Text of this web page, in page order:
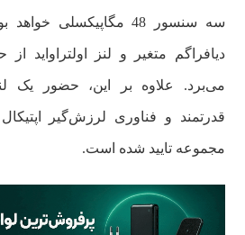
سه سنسور 48 مگاپیکسلی
دیافراگم متغیر و لنز اولتراواید
می‌برد. علاوه‌ بر این، حضور یک
قدرتمند و فناوری لرزش‌گیر
مجموعه تایید شده است.